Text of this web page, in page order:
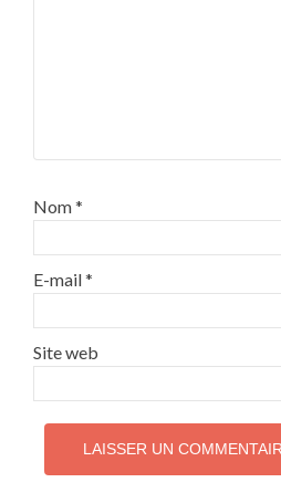
Nom*
E-mail*
Site web